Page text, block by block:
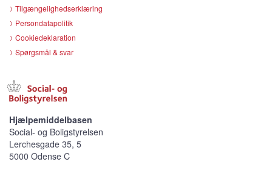
Tilgængelighedserklæring
Persondatapolitik
Cookiedeklaration
Spørgsmål & svar
Hjælpemiddelbasen
Social- og Boligstyrelsen
Lerchesgade 35, 5
5000 Odense C